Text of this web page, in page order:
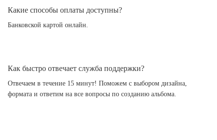
Какие способы оплаты доступны?
Банковской картой онлайн.
Как быстро отвечает служба поддержки?
Отвечаем в течение 15 минут! Поможем с выбором дизайна,
формата и ответим на все вопросы по созданию альбома.